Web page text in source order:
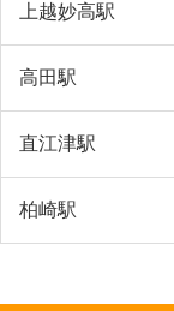
上越妙高駅
高田駅
直江津駅
柏崎駅